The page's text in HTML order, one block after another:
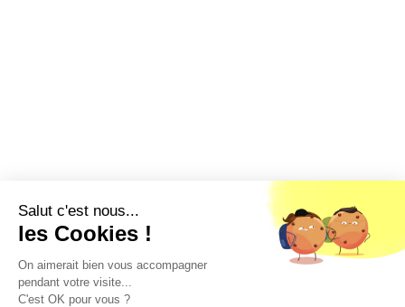
Salut c'est nous...
les Cookies !
On aimerait bien vous accompagner
pendant votre visite...
C'est OK pour vous ?